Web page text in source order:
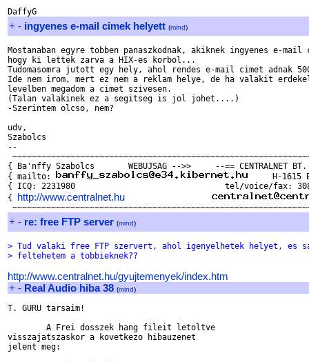
+ - ingyenes e-mail cimek helyett (mind)
Mostanaban egyre tobben panaszkodnak, akiknek ingyenes e-mail
hogy ki lettek zarva a HIX-es korbol...
Tudomasomra jutott egy hely, ahol rendes e-mail cimet adnak
Ide nem irom, mert ez nem a reklam helye, de ha valakit erdekel
levelben megadom a cimet szivesen.
(Talan valakinek ez a segitseg is jol johet....)
-Szerintem olcso, nem?
udv,
Szabolcs
--
{ Ba'nffy Szabolcs	 WEBUJSAG -->>     --== CENTRALNET BT. ==--   }
{ mailto:
H-1615
{ ICQ: 2231980	                             tel/voice/fax: 308-9539  }
{ http://www.centralnet.hu
+ - re: free FTP server (mind)
> Tud valaki free FTP szervert, ahol igenyelhetek helyet, es
> feltehetem a tobbieknek??
http://www.centralnet.hu/gyujtemenyek/index.htm
+ - Real Audio hiba 38 (mind)
T. GURU tarsaim!
visszajatszaskor a kovetkezo hibauzenet
jelent meg: